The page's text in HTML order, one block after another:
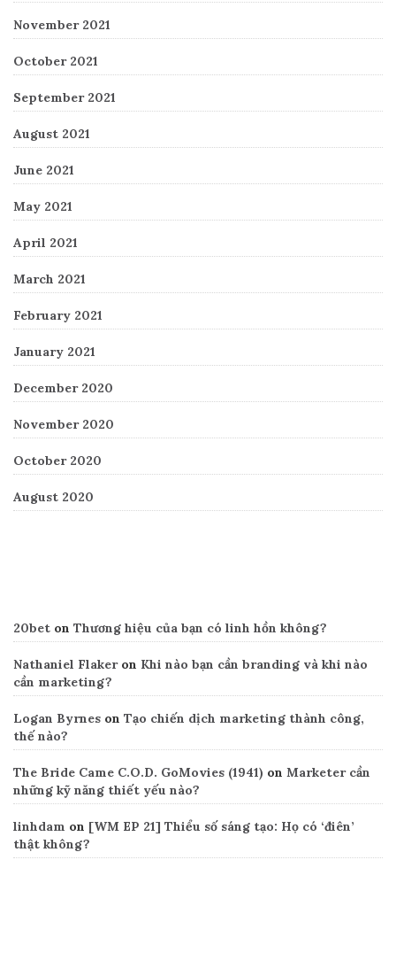
November 2021
October 2021
September 2021
August 2021
June 2021
May 2021
April 2021
March 2021
February 2021
January 2021
December 2020
November 2020
October 2020
August 2020
20bet on Thương hiệu của bạn có linh hồn không?
Nathaniel Flakeron Khi nào bạn cần branding và khi nào
cần marketing?
Logan Byrnes on Tạo chiến dịch marketing thành công,
thế nào?
The Bride Came C.O.D. GoMovies (1941) on Marketer cần
những kỹ năng thiết yếu nào?
linhdam on [WM EP 21] Thiểu số sáng tạo: Họ có ‘điên’
thật không?